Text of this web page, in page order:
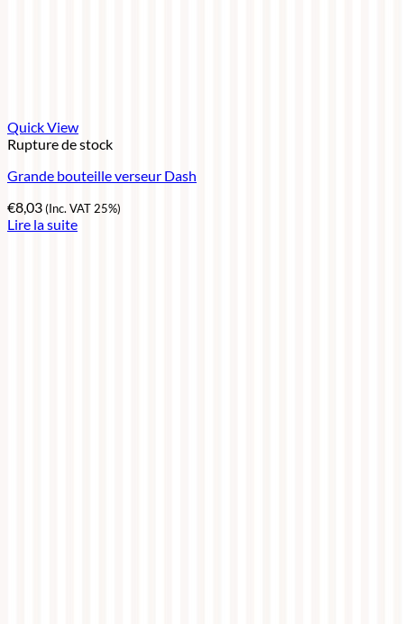
Quick View
Rupture de stock
Grande bouteille verseur Dash
€8,03(Inc. VAT 25%)
Lire la suite